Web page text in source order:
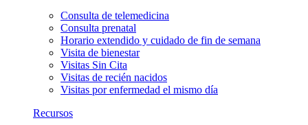
Consulta de telemedicina
Consulta prenatal
Horario extendido y cuidado de fin de semana
Visita de bienestar
Visitas Sin Cita
Visitas de recién nacidos
Visitas por enfermedad el mismo día
Recursos